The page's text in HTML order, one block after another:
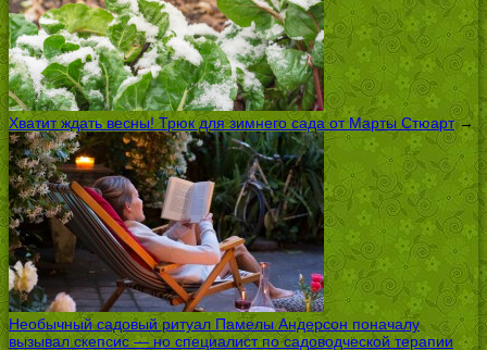
Хватит ждать весны! Трюк для зимнего сада от Марты Стюарт→
Необычный садовый ритуал Памелы Андерсон поначалу
вызывал скепсис — но специалист по садоводческой терапии